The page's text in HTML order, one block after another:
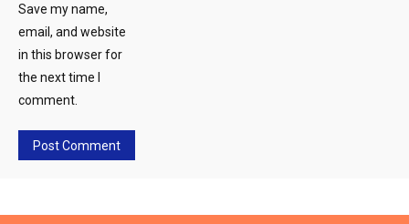
Save my name,
email, and website
in this browser for
the next time I
comment.